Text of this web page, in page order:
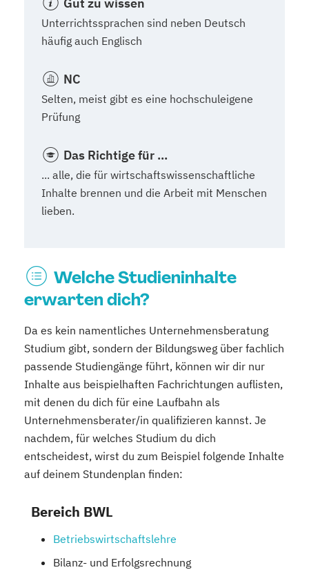
Unterrichtssprachen sind neben Deutsch
häufig auch Englisch
NC
Selten, meist gibt es eine hochschuleigene
Prüfung
Das Richtige für ...
... alle, die für wirtschaftswissenschaftliche
Inhalte brennen und die Arbeit mit Menschen
lieben.
Welche Studieninhalte
erwarten dich?
Da es kein namentliches Unternehmensberatung
Studium gibt, sondern der Bildungsweg über fachlich
passende Studiengänge führt, können wir dir nur
Inhalte aus beispielhaften Fachrichtungen auflisten,
mit denen du dich für eine Laufbahn als
Unternehmensberater/in qualifizieren kannst. Je
nachdem, für welches Studium du dich
entscheidest, wirst du zum Beispiel folgende Inhalte
auf deinem Stundenplan finden:
Bereich BWL
Betriebswirtschaftslehre
Bilanz- und Erfolgsrechnung